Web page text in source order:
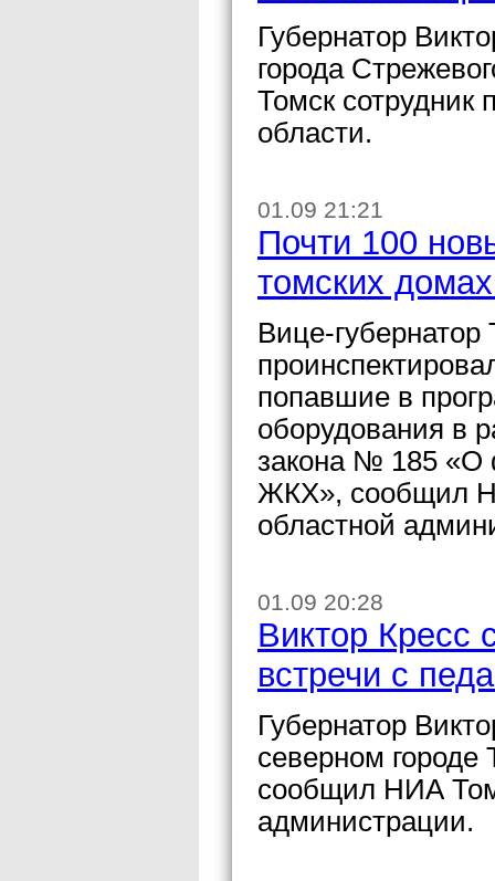
Губернатор
города
Томск
области.
01.09 21:21
Почти 100
томских
Вице-
попавшие в
оборудования в
закона № 185 «О
ЖКХ», сообщил
областной
01.09 20:28
Виктор Кресс
встречи с
Губернатор
северном
сообщил НИА
администрации.